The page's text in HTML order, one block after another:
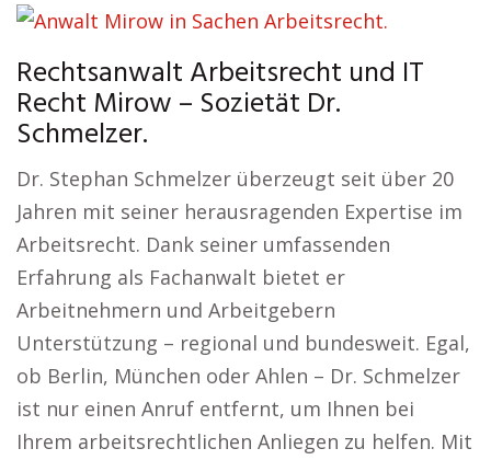
Rechtsanwalt Arbeitsrecht und IT
Recht Mirow – Sozietät Dr.
Schmelzer.
Dr. Stephan Schmelzer überzeugt seit über 20
Jahren mit seiner herausragenden Expertise im
Arbeitsrecht. Dank seiner umfassenden
Erfahrung als Fachanwalt bietet er
Arbeitnehmern und Arbeitgebern
Unterstützung – regional und bundesweit. Egal,
ob Berlin, München oder Ahlen – Dr. Schmelzer
ist nur einen Anruf entfernt, um Ihnen bei
Ihrem arbeitsrechtlichen Anliegen zu helfen. Mit